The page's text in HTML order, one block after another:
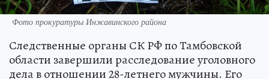
Фото прокуратуры Инжавинского района
Следственные органы СК РФ по Тамбовской